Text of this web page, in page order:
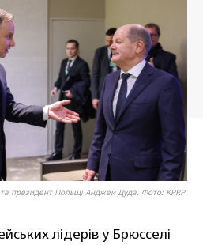
президент Польщі Анджей Дуда. Фото: KPRP
лідерів у Брюсселі